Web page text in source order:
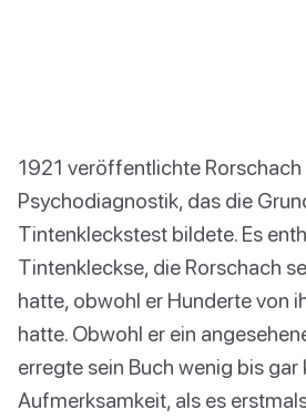
1921 veröffentlichte Rorschach
Psychodiagnostik, das die
Tintenkleckstest bildete. Es
Tintenkleckse, die Rorschach
hatte, obwohl er Hunderte von
hatte. Obwohl er ein
erregte sein Buch wenig bis gar
Aufmerksamkeit, als es